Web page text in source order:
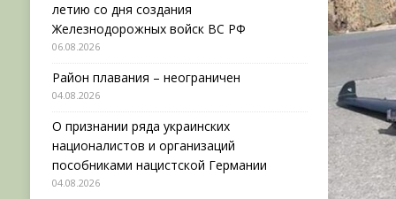
летию со дня создания
Железнодорожных войск ВС РФ
06.08.2026
Район плавания – неограничен
04.08.2026
О признании ряда украинских
националистов и организаций
пособниками нацистской Германии
04.08.2026